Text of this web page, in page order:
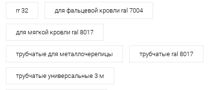
rr 32 для фальцевой кровли ral 7004
для мягкой кровли ral 8017
трубчатые для металлочерепицы трубчатые ral 8017
трубчатые универсальные 3 м